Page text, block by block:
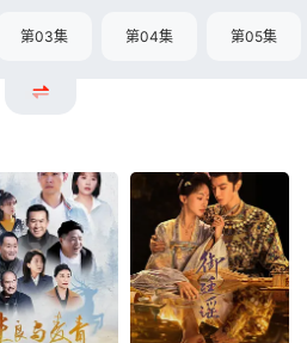
第03集 第04集 第05集